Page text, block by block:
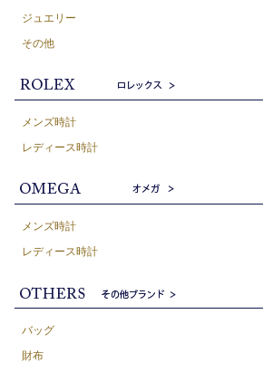
ジュエリー
その他
メンズ時計
レディース時計
メンズ時計
レディース時計
バッグ
財布